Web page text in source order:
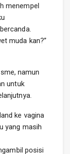
menempel
muda kan?”
namun
untuk
ke vagina
yang masih
posisi